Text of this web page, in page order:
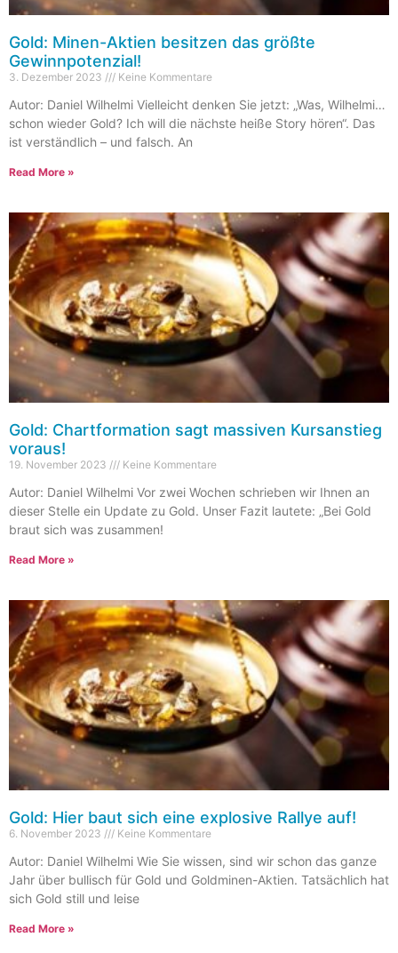
Gold: Minen-Aktien besitzen das größte
Gewinnpotenzial!
3. Dezember 2023 Keine Kommentare
Autor: Daniel Wilhelmi Vielleicht denken Sie jetzt: „Was, Wilhelmi…
schon wieder Gold? Ich will die nächste heiße Story hören“. Das
ist verständlich – und falsch. An
Read More »
Gold: Chartformation sagt massiven Kursanstieg
voraus!
19. November 2023 Keine Kommentare
Autor: Daniel Wilhelmi Vor zwei Wochen schrieben wir Ihnen an
dieser Stelle ein Update zu Gold. Unser Fazit lautete: „Bei Gold
braut sich was zusammen!
Read More »
Gold: Hier baut sich eine explosive Rallye auf!
6. November 2023 Keine Kommentare
Autor: Daniel Wilhelmi Wie Sie wissen, sind wir schon das ganze
Jahr über bullisch für Gold und Goldminen-Aktien. Tatsächlich hat
sich Gold still und leise
Read More »